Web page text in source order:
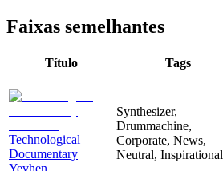
Faixas semelhantes
Título Tags
Technological
Documentary
Yevhen
Synthesizer,
Drummachine,
Corporate, News,
Neutral, Inspirational